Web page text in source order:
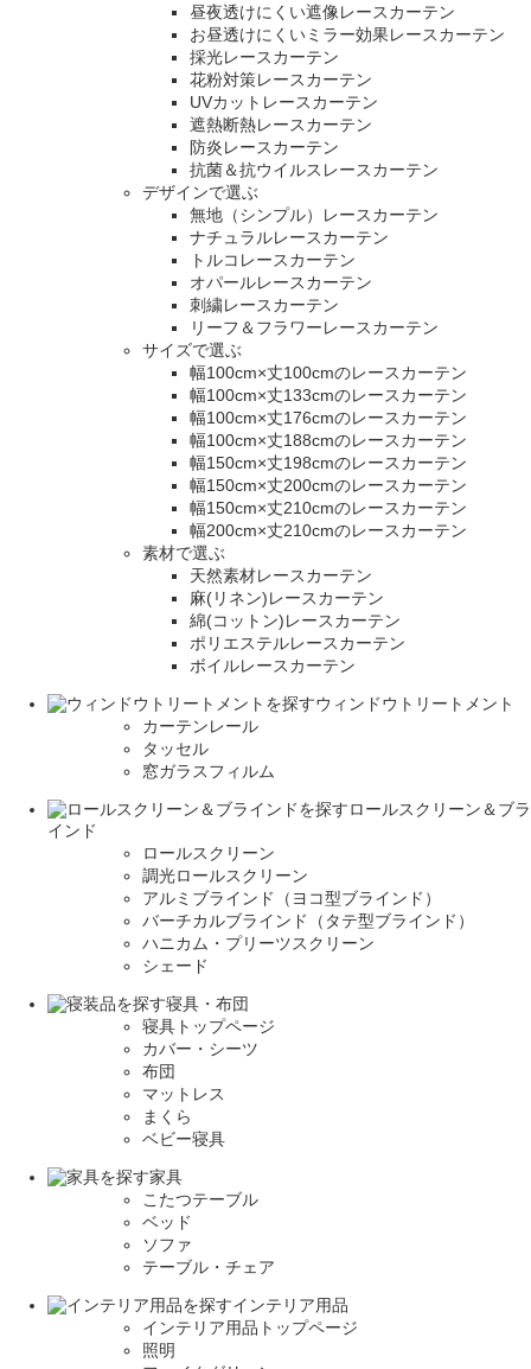
昼夜透けにくい遮像レースカーテン
お昼透けにくいミラー効果レースカーテン
採光レースカーテン
花粉対策レースカーテン
UVカットレースカーテン
遮熱断熱レースカーテン
防炎レースカーテン
抗菌＆抗ウイルスレースカーテン
デザインで選ぶ
無地（シンプル）レースカーテン
ナチュラルレースカーテン
トルコレースカーテン
オパールレースカーテン
刺繍レースカーテン
リーフ＆フラワーレースカーテン
サイズで選ぶ
幅100cm×丈100cmのレースカーテン
幅100cm×丈133cmのレースカーテン
幅100cm×丈176cmのレースカーテン
幅100cm×丈188cmのレースカーテン
幅150cm×丈198cmのレースカーテン
幅150cm×丈200cmのレースカーテン
幅150cm×丈210cmのレースカーテン
幅200cm×丈210cmのレースカーテン
素材で選ぶ
天然素材レースカーテン
麻(リネン)レースカーテン
綿(コットン)レースカーテン
ポリエステルレースカーテン
ボイルレースカーテン
ウィンドウトリートメント
カーテンレール
タッセル
窓ガラスフィルム
ロールスクリーン＆ブラ
インド
ロールスクリーン
調光ロールスクリーン
アルミブラインド（ヨコ型ブラインド）
バーチカルブラインド（タテ型ブラインド）
ハニカム・プリーツスクリーン
シェード
寝具・布団
寝具トップページ
カバー・シーツ
布団
マットレス
まくら
ベビー寝具
家具
こたつテーブル
ベッド
ソファ
テーブル・チェア
インテリア用品
インテリア用品トップページ
照明